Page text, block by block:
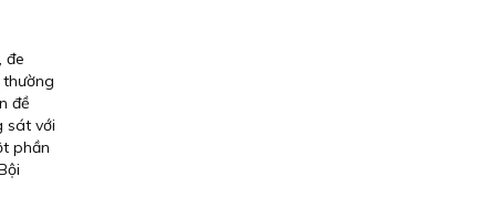
đe
đề
sát với
phần